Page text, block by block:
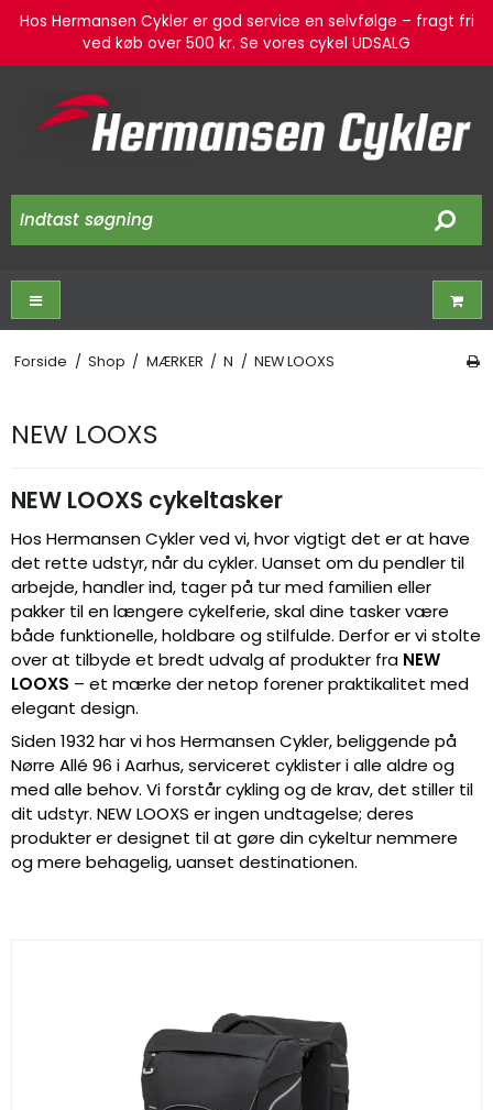
Hos Hermansen Cykler er god service en selvfølge – fragt fri
ved køb over 500 kr. Se vores cykel UDSALG
Forside / Shop / MÆRKER / N / NEW LOOXS
NEW LOOXS
NEW LOOXS cykeltasker
Hos Hermansen Cykler ved vi, hvor vigtigt det er at have
det rette udstyr, når du cykler. Uanset om du pendler til
arbejde, handler ind, tager på tur med familien eller
pakker til en længere cykelferie, skal dine tasker være
både funktionelle, holdbare og stilfulde. Derfor er vi stolte
over at tilbyde et bredt udvalg af produkter fra NEW
LOOXS – et mærke der netop forener praktikalitet med
elegant design.
Siden 1932 har vi hos Hermansen Cykler, beliggende på
Nørre Allé 96 i Aarhus, serviceret cyklister i alle aldre og
med alle behov. Vi forstår cykling og de krav, det stiller til
dit udstyr. NEW LOOXS er ingen undtagelse; deres
produkter er designet til at gøre din cykeltur nemmere
og mere behagelig, uanset destinationen.